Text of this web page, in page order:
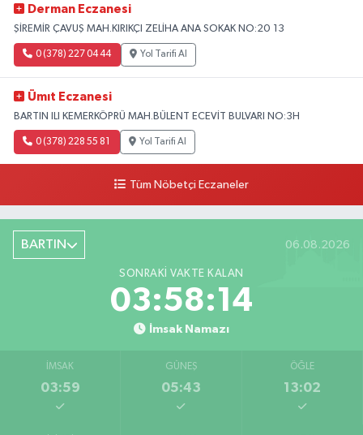
Derman Eczanesi
ŞİREMİR ÇAVUŞ MAH.KIRIKÇI ZELİHA ANA SOKAK NO:20 13
0 (378) 227 04 44 Yol Tarifi Al
Ümıt Eczanesi
BARTIN ILI KEMERKÖPRÜ MAH.BÜLENT ECEVİT BULVARI NO:3H
0 (378) 228 55 81 Yol Tarifi Al
Tüm Nöbetçi Eczaneler
BARTIN 06.08.2026
SONRAKI VAKTE KALAN
03:58:13
İmsak Namazı
İMSAK
03:59
GÜNEŞ
05:43
ÖĞLE
13:02